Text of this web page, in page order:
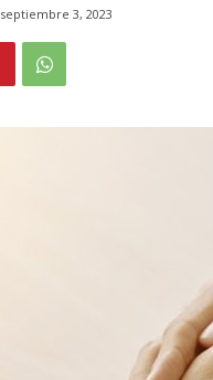
septiembre 3, 2023